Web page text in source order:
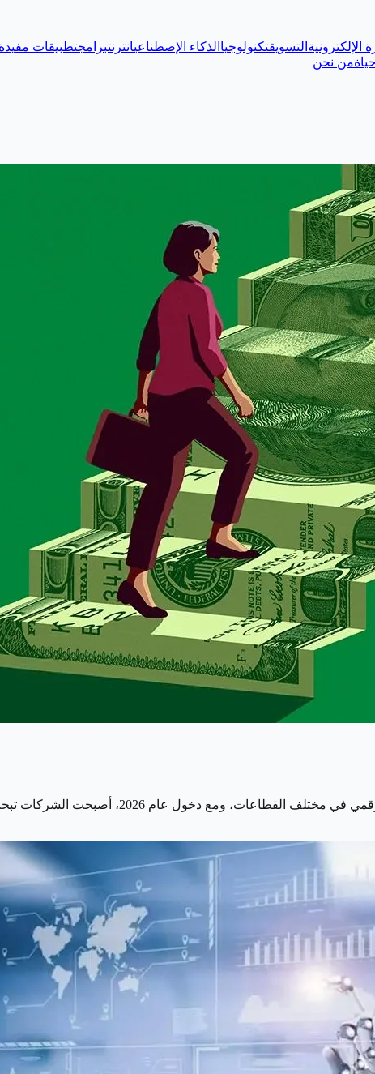
الإلكترونية التسويقتكنولوجيا الذكاء الإصطناعيانترنتبرامجتطبيقات مفيدة
من نحن
عام 2026، أصبحت الشركات تبحث عن موظفين يمتلكون…